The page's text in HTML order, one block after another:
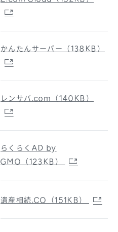
かんたんサーバー（138KB）
レンサバ.com（140KB）
らくらくAD by
GMO（123KB）
遺産相続.CO（151KB）